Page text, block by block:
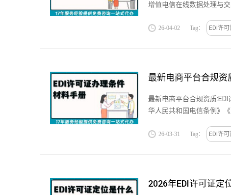
增值电信在线数据处理与
26-04-02 Tag： EDI许可
最新电商平台合规资
最新电商平台合规资质
华人民共和国电信条例》
26-03-31 Tag： EDI许可
2026年EDI许可证定